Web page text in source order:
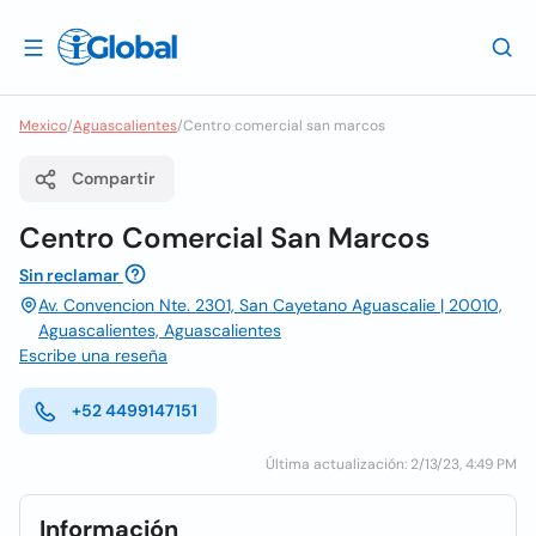
Mexico/Aguascalientes/Centro comercial san marcos
Compartir
Centro Comercial San Marcos
Sin reclamar
Av. Convencion Nte. 2301, San Cayetano Aguascalie | 20010,
Aguascalientes, Aguascalientes
Escribe una reseña
+52 4499147151
Última actualización: 2/13/23, 4:49 PM
Información